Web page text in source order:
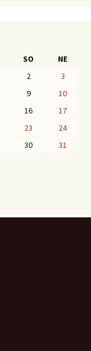
SO
NE
2
3
9
10
16
17
23
24
30 31